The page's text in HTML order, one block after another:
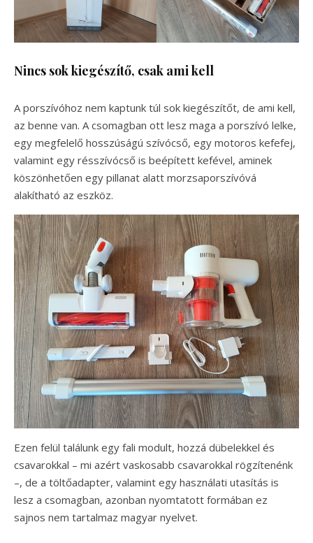
Nincs sok kiegészítő, csak ami kell
A porszívóhoz nem kaptunk túl sok kiegészítőt, de ami kell,
az benne van. A csomagban ott lesz maga a porszívó lelke,
egy megfelelő hosszúságú szívócső, egy motoros kefefej,
valamint egy résszívócső is beépített kefével, aminek
köszönhetően egy pillanat alatt morzsaporszívóvá
alakítható az eszköz.
Ezen felül találunk egy fali modult, hozzá dübelekkel és
csavarokkal – mi azért vaskosabb csavarokkal rögzítenénk
–, de a töltőadapter, valamint egy használati utasítás is
lesz a csomagban, azonban nyomtatott formában ez
sajnos nem tartalmaz magyar nyelvet.